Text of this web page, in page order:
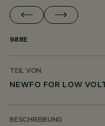
988E
TEIL VON
BESCHREIBUNG